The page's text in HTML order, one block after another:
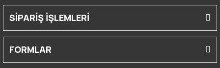
SİPARİŞ İŞLEMLERİ
FORMLAR